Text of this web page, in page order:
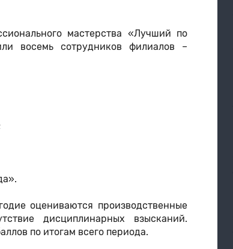
мастерства «Лучший по
восемь сотрудников филиалов –
оцениваются производственные
дисциплинарных взысканий.
по итогам всего периода.